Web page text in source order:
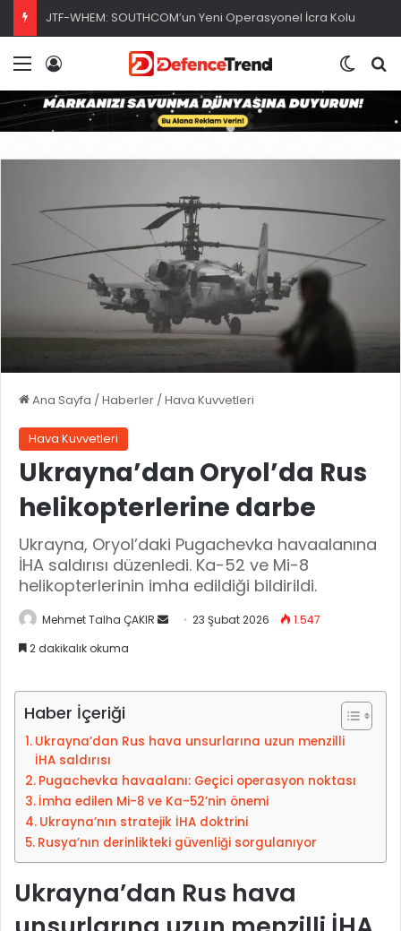
JTF-WHEM: SOUTHCOM’un Yeni Operasyonel İcra Kolu
Menü Dış
Ana Sayfa /Haberler /Hava Kuvvetleri
Hava Kuvvetleri
Ukrayna’dan Oryol’da Rus
helikopterlerine darbe
Ukrayna, Oryol’daki Pugachevka havaalanına
İHA saldırısı düzenledi. Ka-52 ve Mi-8
helikopterlerinin imha edildiği bildirildi.
Mehmet Talha ÇAKIR
o
g
d
e
23 Şubat 2026
1.547
2 dakikalık okuma
Haber İçeriği
Ukrayna’dan Rus hava unsurlarına uzun menzilli
İHA saldırısı
Pugachevka havaalanı: Geçici operasyon noktası
İmha edilen Mi-8 ve Ka-52’nin önemi
Ukrayna’nın stratejik İHA doktrini
Rusya’nın derinlikteki güvenliği sorgulanıyor
Ukrayna’dan Rus hava